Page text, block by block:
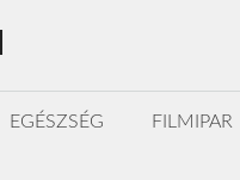
EGÉSZSÉG FILMIPAR